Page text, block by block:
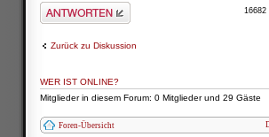
Antwort schreiben 16682
Zurück zu Diskussion
WER IST ONLINE?
Mitglieder in diesem Forum: 0 Mitglieder und 29 Gäste
Foren-Übersicht